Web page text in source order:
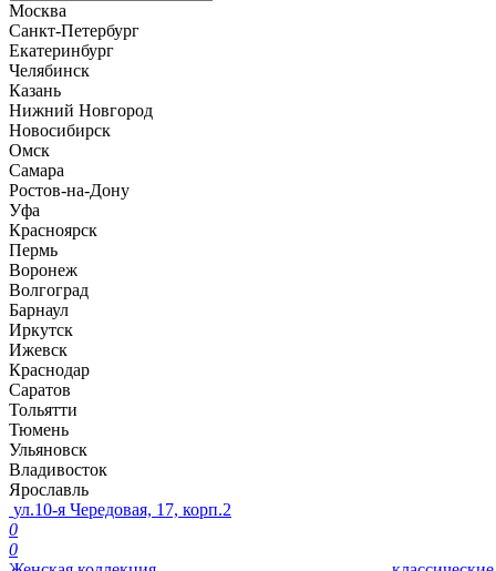
Москва
Санкт-Петербург
Екатеринбург
Челябинск
Казань
Нижний Новгород
Новосибирск
Омск
Самара
Ростов-на-Дону
Уфа
Красноярск
Пермь
Воронеж
Волгоград
Барнаул
Иркутск
Ижевск
Краснодар
Саратов
Тольятти
Тюмень
Ульяновск
Владивосток
Ярославль
ул.10-я Чередовая, 17, корп.2
0
0